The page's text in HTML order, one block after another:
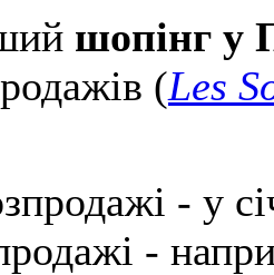
шопінг у
(Les
- у
-